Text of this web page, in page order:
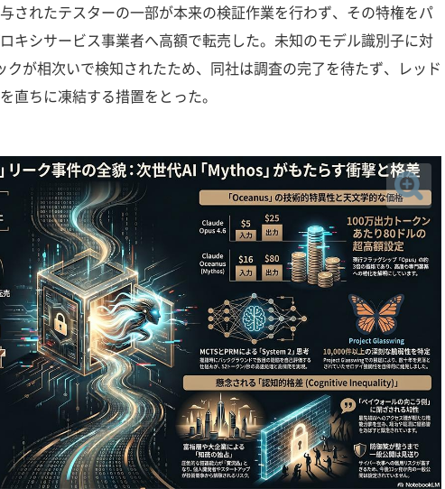
されたテスターの一部が本来の検証作業を行わず、その特権をパ
キシサービス事業者へ高額で転売した。未知のモデル識別子に対
クが相次いで検知されたため、同社は調査の完了を待たず、レッド
直ちに凍結する措置をとった。